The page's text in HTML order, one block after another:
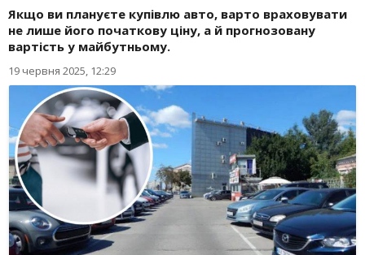
Якщо ви плануєте купівлю авто, варто враховувати
не лише його початкову ціну, а й прогнозовану
вартість у майбутньому.
19 червня 2025, 12:29